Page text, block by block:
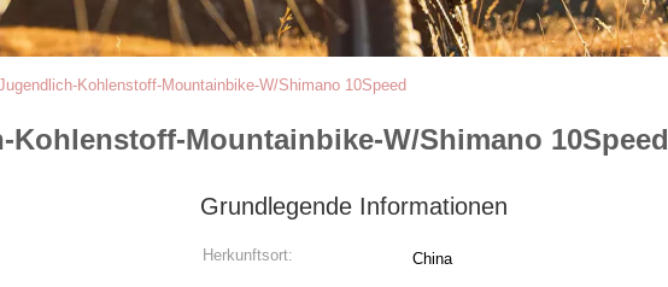
Kohlenstoff-Mountainbike-W/Shimano 10Speed
Mountainbike-W/Shimano 10Speed
Grundlegende Informationen
Herkunftsort: China